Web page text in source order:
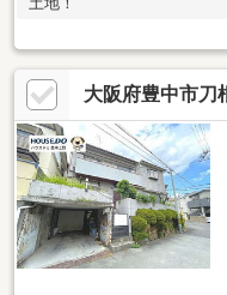
大阪府豊中市刀